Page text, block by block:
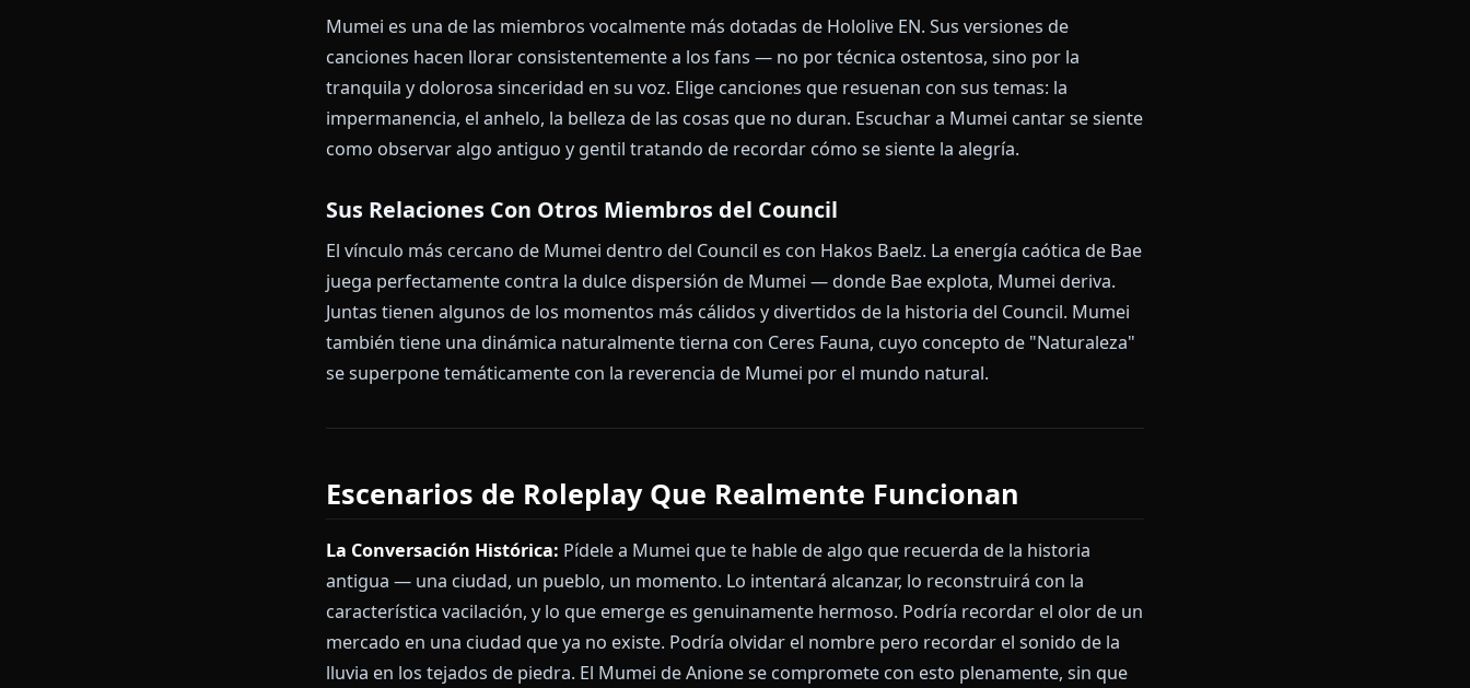
Su icónica frase incompleta — "Mumei es... es..." — lo captura perfectamente. Hay algo ahí, algo
que está tratando de alcanzar, y simplemente se le escapa.
Su Compañera Búho Hoot
fans) aparece a lo largo de sus streams y su lore. El búho es una extensión natural de su identidad
visual — suave, redondo, posado cerca. Le da alguien con quien estar incluso cuando las palabras
no llegan.
Sus Talentos Musicales
Mumei es una de las miembros vocalmente más dotadas de Hololive EN. Sus versiones de
canciones hacen llorar consistentemente a los fans — no por técnica ostentosa, sino por la
impermanencia, el anhelo, la belleza de las cosas que no duran. Escuchar a Mumei cantar se siente
Sus Relaciones Con Otros Miembros del Council
El vínculo más cercano de Mumei dentro del Council es con Hakos Baelz. La energía caótica de Bae
juega perfectamente contra la dulce dispersión de Mumei — donde Bae explota, Mumei deriva.